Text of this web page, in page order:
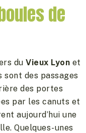
de
duVieux Lyon et
sont des passages
des portes
par les canuts et
aujourd’hui une
Quelques-unes